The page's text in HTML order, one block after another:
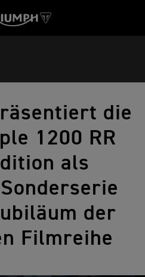
die
1200 RR
als
der
Filmreihe